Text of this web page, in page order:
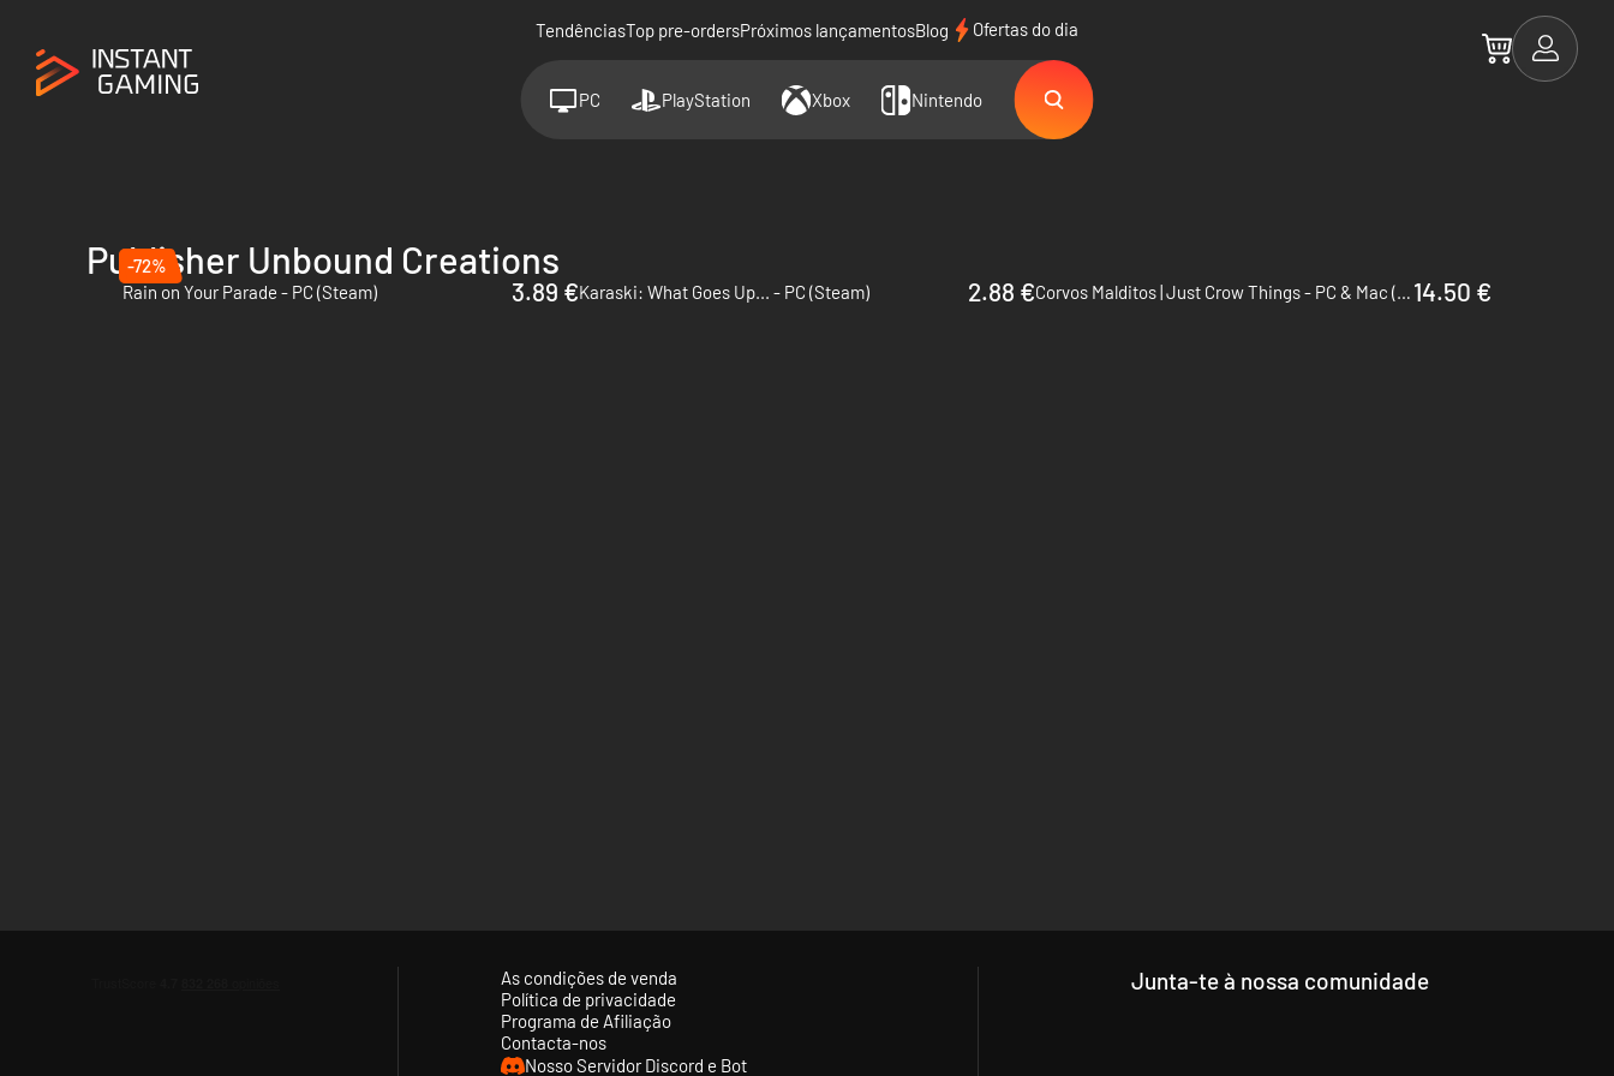
TendênciasTop pre-ordersPróximos lançamentosBlog Ofertas do dia
PC PlayStation Xbox Nintendo
Publisher Unbound Creations
-72%
Rain on Your Parade - PC (Steam)
3.89 €Karaski: What Goes Up... - PC (Steam) 2.88 € Corvos Malditos | Just Crow Things - PC & Mac (Steam) 14.50 €
As condições de venda
Política de privacidade
Programa de Afiliação
Contacta-nos
Nosso Servidor Discord e Bot
Junta-te à nossa comunidade